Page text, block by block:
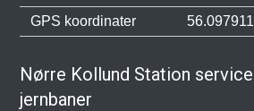
GPS koordinater
Nørre Kollund Station
jernbaner